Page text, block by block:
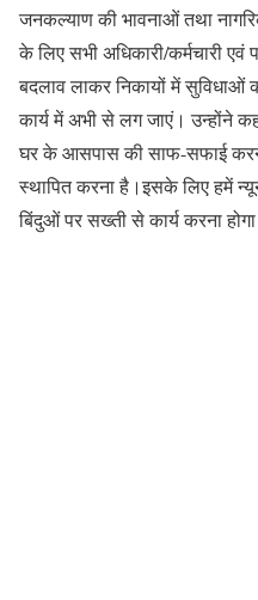
जनकल्याण की भावनाओं तथा
के लिए सभी अधिकारी/कर्मचारी एवं
बदलाव लाकर निकायों में सुविधाओं
कार्य में अभी से लग जाएं। उन्होंने
घर के आसपास की साफ-सफाई करने
स्थापित करना है।इसके लिए हमें
बिंदुओं पर सख्ती से कार्य करना